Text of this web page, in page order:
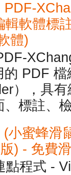
PDF-
輯軟體標
體)
的 PDF
），具
、標註、
小蜜蜂滑
) - 免費
點程式 -